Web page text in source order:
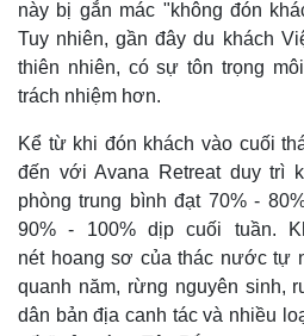
này bị gắn mác "không đón
Tuy nhiên, gần đây du khách
thiên nhiên, có sự tôn trọng
trách nhiệm hơn.
Kể từ khi đón khách vào cuối
đến với Avana Retreat duy trì
phòng trung bình đạt 70% -
90% - 100% dịp cuối tuần.
nét hoang sơ của thác nước tự
quanh năm, rừng nguyên sinh,
dân bản địa canh tác và nhiều